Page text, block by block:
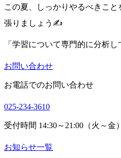
この夏、しっかりやるべきこ
張りましょう✍️
「学習について専門的に分析
お問い合わせ
お電話でのお問い合わせ
025-234-3610
受付時間 14:30～21:00（火～金
お知らせ一覧